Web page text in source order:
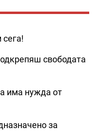
сега!
свободата
има нужда от
за